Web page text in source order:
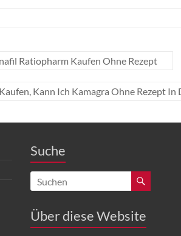
Ratiopharm Kaufen Ohne Rezept
Kann Ich Kamagra Ohne Rezept
Suche
Über diese Website